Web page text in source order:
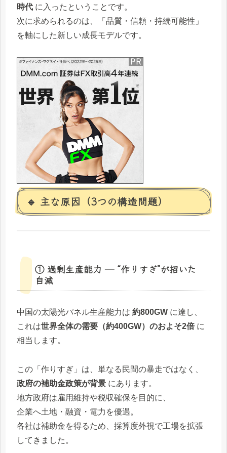
時代 に入ったということです。
次に求められるのは、「品質・信頼・持続可能性」
を軸にした新しい成長モデルです。
🔹 主な原因（3つの構造問題）
① 過剰生産能力 ― “作りすぎ”が招いた
自滅
中国の太陽光パネル生産能力は 約800GW に達し、
これは世界全体の需要（約400GW）のおよそ2倍に
相当します。
この「作りすぎ」は、単なる民間の暴走ではなく、
政府の補助金政策が背景 にあります。
地方政府は雇用維持や税収確保を目的に、
企業へ土地・融資・電力を優遇。
各社は補助金を得るため、採算度外視で工場を拡張
してきました。